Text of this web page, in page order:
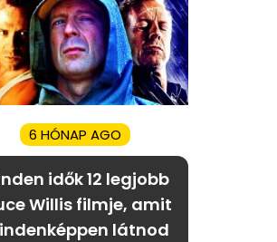
6 HÓNAP AGO
idők 12 legjobb
Willis filmje, amit
látnod